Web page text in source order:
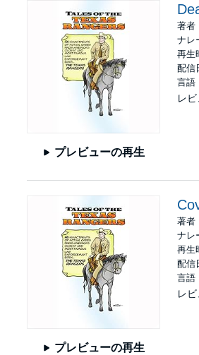
プレビューの再生
著
ナレ
再生
配信
言語
レ
プレビューの再生
著
ナレ
再生
配信
言語
レ